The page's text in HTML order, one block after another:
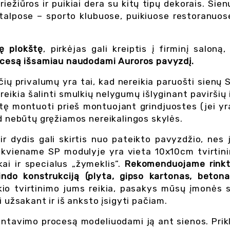
ir puikiai dera su kitų tipų dekorais.
– sporto klubuose, puikiuose
plokštę, pirkėjas gali kreiptis į firminį saloną,
išsamiau naudodami Auroros pavyzdį.
privalumų yra tai, kad nereikia paruošti sienų
šalinti smulkių nelygumų išlyginant
montuoti prieš montuojant grindjuostes (jei
gręžiamos nereikalingos skylės.
dydis gali skirtis nuo pateikto pavyzdžio, nes
SP modulyje yra vieta 10x10cm
ir specialus „žymeklis”. Rekomenduojame
konstrukciją (plyta, gipso kartonas,
tvirtinimo jums reikia, pasakys mūsų įmonės
ir iš anksto įsigyti pačiam.
procesą modeliuodami ją ant sienos.